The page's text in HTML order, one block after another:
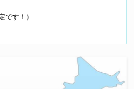
す！）